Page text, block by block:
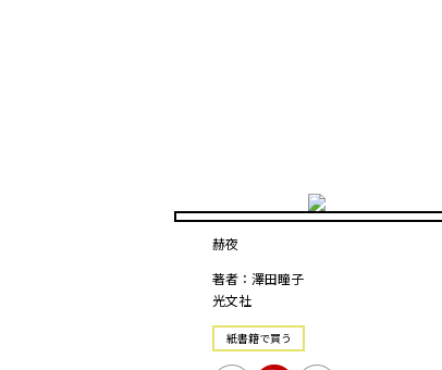
赫夜
著者：澤田瞳子
光文社
紙書籍で買う